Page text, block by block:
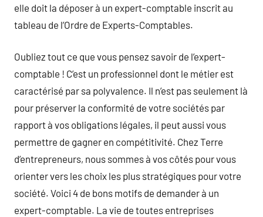
elle doit la déposer à un expert-comptable inscrit au
tableau de l’Ordre de Experts-Comptables.
Oubliez tout ce que vous pensez savoir de l’expert-
comptable ! C’est un professionnel dont le métier est
caractérisé par sa polyvalence. Il n’est pas seulement là
pour préserver la conformité de votre sociétés par
rapport à vos obligations légales, il peut aussi vous
permettre de gagner en compétitivité. Chez Terre
d’entrepreneurs, nous sommes à vos côtés pour vous
orienter vers les choix les plus stratégiques pour votre
société. Voici 4 de bons motifs de demander à un
expert-comptable. La vie de toutes entreprises